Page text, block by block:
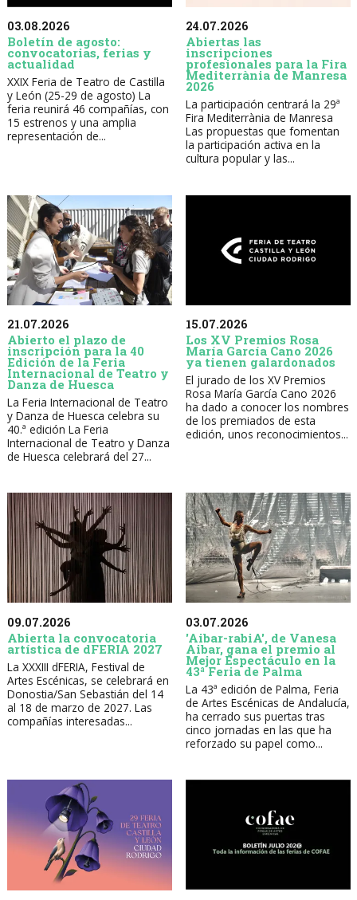
03.08.2026
Boletín de agosto:
convocatorias, ferias y
actualidad
XXIX Feria de Teatro de Castilla
y León (25-29 de agosto) La
feria reunirá 46 compañías, con
15 estrenos y una amplia
representación de...
24.07.2026
Abiertas las
inscripciones
profesionales para la Fira
Mediterrània de Manresa
2026
La participación centrará la 29ª
Fira Mediterrània de Manresa
Las propuestas que fomentan
la participación activa en la
cultura popular y las...
21.07.2026
Abierto el plazo de
inscripción para la 40
Edición de la Feria
Internacional de Teatro y
Danza de Huesca
La Feria Internacional de Teatro
y Danza de Huesca celebra su
40.ª edición La Feria
Internacional de Teatro y Danza
de Huesca celebrará del 27...
15.07.2026
Los XV Premios Rosa
María García Cano 2026
ya tienen galardonados
El jurado de los XV Premios
Rosa María García Cano 2026
ha dado a conocer los nombres
de los premiados de esta
edición, unos reconocimientos...
09.07.2026
Abierta la convocatoria
artística de dFERIA 2027
La XXXIII dFERIA, Festival de
Artes Escénicas, se celebrará en
Donostia/San Sebastián del 14
al 18 de marzo de 2027. Las
compañías interesadas...
03.07.2026
'Aibar-rabiA', de Vanesa
Aibar, gana el premio al
Mejor Espectáculo en la
43ª Feria de Palma
La 43ª edición de Palma, Feria
de Artes Escénicas de Andalucía,
ha cerrado sus puertas tras
cinco jornadas en las que ha
reforzado su papel como...